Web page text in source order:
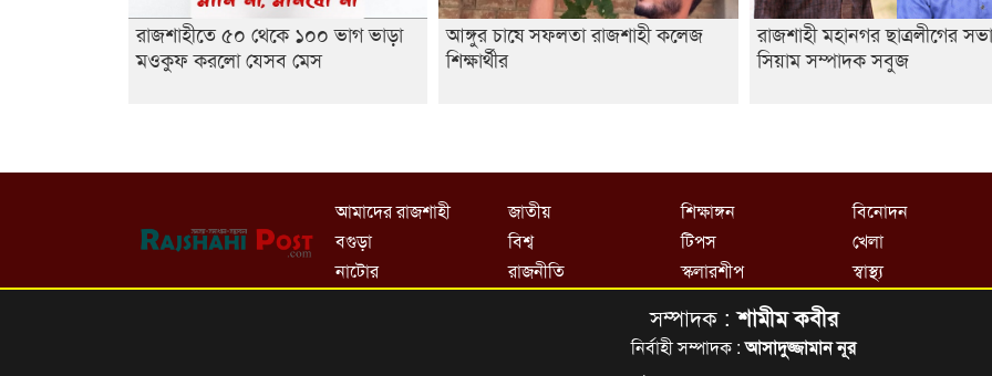
রাজশাহীতে ৫০ থেকে ১০০ ভাগ ভাড়া
মওকুফ করলো যেসব মেস
আঙ্গুর চাষে সফলতা রাজশাহী কলেজ
শিক্ষার্থীর
রাজশাহী মহানগর ছাত্রলীগের
সিয়াম সম্পাদক সবুজ
আমাদের রাজশাহী
বগুড়া
নাটোর
জাতীয়
বিশ্ব
রাজনীতি
শিক্ষাঙ্গন
টিপস
স্কলারশীপ
বিনোদন
খেলা
স্বাস্থ্য
সম্পাদক : শামীম কবীর
নির্বাহী সম্পাদক :আসাদুজ্জামান নূর